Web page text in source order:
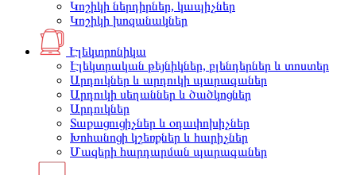
Կոշիկի ներդիրներ, կապիչներ
Կոշիկի խոզանակներ
Էլեկտրոնիկա
Էլեկտրական թեյնիկներ, բլենդերներ և տոստեր
Արդուկներ և արդուկի պարագաներ
Արդուկի սեղաններ և ծածկոցներ
Արդուկներ
Տաքացուցիչներ և օդափոխիչներ
Խոհանոցի կշեռքներ և հարիչներ
Մազերի հարդարման պարագաներ